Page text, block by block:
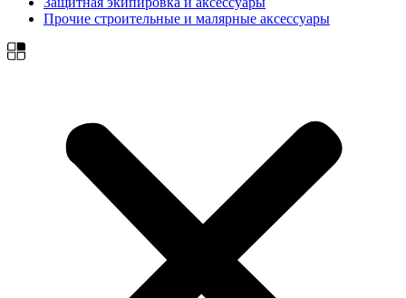
Прочие строительные и малярные аксессуары